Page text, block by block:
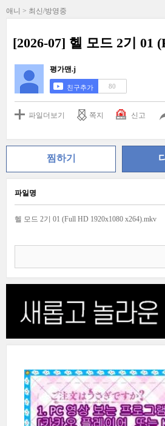
애니 > 최신/방영중
[2026-07] 헬 모드 2기 01
평가맨.j
친구추가 80
파일더보기 쪽지 신고
찜하기
파일명
헬 모드 2기 01 (Full HD 1920x1080 x264).mkv